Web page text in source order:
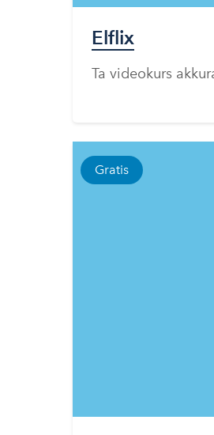
Elflix
Ta videokurs
Gratis